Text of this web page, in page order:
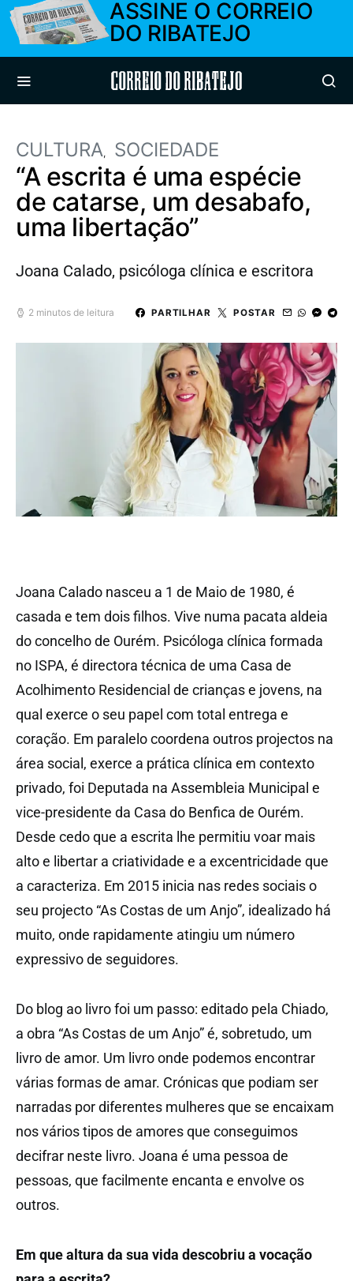
ASSINE O CORREIO
DO RIBATEJO
Correio do Ribatejo
CULTURA SOCIEDADE
“A escrita é uma espécie
de catarse, um desabafo,
uma libertação”
Joana Calado, psicóloga clínica e escritora
2 minutos de leitura PARTILHAR POSTAR
Joana Calado nasceu a 1 de Maio de 1980, é
casada e tem dois filhos. Vive numa pacata aldeia
do concelho de Ourém. Psicóloga clínica formada
no ISPA, é directora técnica de uma Casa de
Acolhimento Residencial de crianças e jovens, na
qual exerce o seu papel com total entrega e
coração. Em paralelo coordena outros projectos na
área social, exerce a prática clínica em contexto
privado, foi Deputada na Assembleia Municipal e
vice-presidente da Casa do Benfica de Ourém.
Desde cedo que a escrita lhe permitiu voar mais
alto e libertar a criatividade e a excentricidade que
a caracteriza. Em 2015 inicia nas redes sociais o
seu projecto “As Costas de um Anjo”, idealizado há
muito, onde rapidamente atingiu um número
expressivo de seguidores.
Do blog ao livro foi um passo: editado pela Chiado,
a obra “As Costas de um Anjo” é, sobretudo, um
livro de amor. Um livro onde podemos encontrar
várias formas de amar. Crónicas que podiam ser
narradas por diferentes mulheres que se encaixam
nos vários tipos de amores que conseguimos
decifrar neste livro. Joana é uma pessoa de
pessoas, que facilmente encanta e envolve os
outros.
Em que altura da sua vida descobriu a vocação